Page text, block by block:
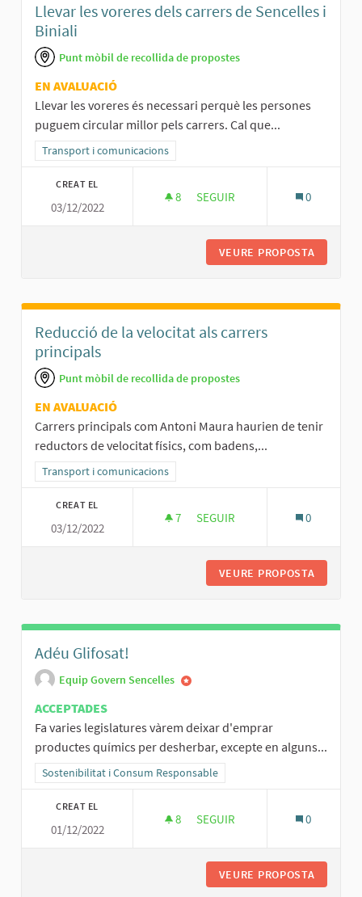
Llevar les voreres dels carrers de Sencelles i
Biniali
Punt mòbil de recollida de propostes
EN AVALUACIÓ
Llevar les voreres és necessari perquè les persones
puguem circular millor pels carrers. Cal que...
Resultats al filtrar per la categoria: Transport i comunicacions
Transport i comunicacions
CREAT EL
03/12/2022
8 8 SEGUIDORES
SEGUIR 0
VEURE PROPOSTA
Reducció de la velocitat als carrers
principals
Punt mòbil de recollida de propostes
EN AVALUACIÓ
Carrers principals com Antoni Maura haurien de tenir
reductors de velocitat físics, com badens,...
Resultats al filtrar per la categoria: Transport i comunicacions
Transport i comunicacions
CREAT EL
03/12/2022
7 7 SEGUIDORES
SEGUIR 0
VEURE PROPOSTA
Adéu Glifosat!
Equip Govern Sencelles
ACCEPTADES
Fa varies legislatures vàrem deixar d'emprar
productes químics per desherbar, excepte en alguns...
Resultats al filtrar per la categoria: Sostenibilitat i Consum
Sostenibilitat i Consum Responsable
CREAT EL
01/12/2022
8 8 SEGUIDORES
SEGUIR 0
VEURE PROPOSTA